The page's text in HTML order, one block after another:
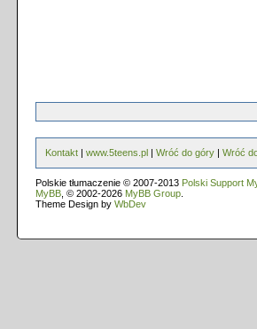
Kontakt | www.5teens.pl | Wróć do góry | Wróć
Polskie tłumaczenie © 2007-2013 Polski Support
MyBB , © 2002-2026 MyBB Group
Theme Design by WbDev